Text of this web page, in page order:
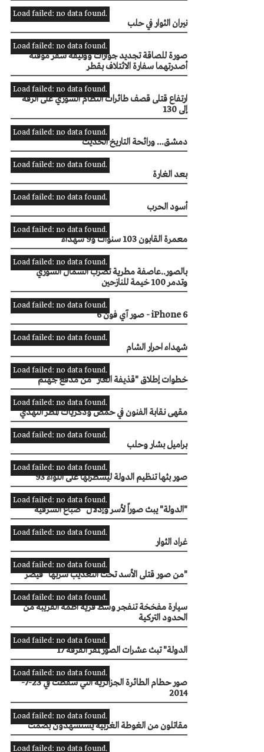
Load failed: no data found.
نيران الثوار في حلب
Load failed: no data found.
صورة للصاقة تجديد جوازات ووثيقة سفر مؤقتة
أصدرتهما سفارة الائتلاف بقطر
Load failed: no data found.
ارتفاع قتلى قصف طائرات النظام السوري على الرقة
إلى 130
Load failed: no data found.
دمشق... ورائحة التاريخ الحديث
Load failed: no data found.
بعد الغارة
Load failed: no data found.
أسود الحرب
Load failed: no data found.
معمرة القابون 103 سنوات و9 شهداء
Load failed: no data found.
بالصور..عاصفة مطرية تضرب الشّمال السوري
وتدمر 100 خيمة للنازحين
Load failed: no data found.
صور آي فون 6 - iPhone 6
Load failed: no data found.
شهداء احرار الشام
Load failed: no data found.
خطوات إطلاق "قذيفة الغاز" من مدفع جهنم
Load failed: no data found.
مقهى نقابة الفنون في حمص وذكريات المطر النهدي
Load failed: no data found.
براميل بشار وحلب
Load failed: no data found.
صور بثها تنظيم الدولة ليسطرتها على اللواء 93
Load failed: no data found.
"الدولة" يبث صوراً لأسر وإذلال "ضباع الشرقية"
Load failed: no data found.
غراد الثوار
Load failed: no data found.
من صور قتلى الأسد تحت التعذيب سربها "قيصر"
Load failed: no data found.
سيارة مفخخة تنفجر وسط قرية اطمة القريبة من
الحدود التركية
Load failed: no data found.
"الدولة" تبث عشرات الصور لمقر الفرقة 17
Load failed: no data found.
صور حطام الطائرة الجزائرية التي سقطت في 23-7-
2014
Load failed: no data found.
مقاتلون من الغوطة الغربية يستشهدون بصمت
Load failed: no data found.